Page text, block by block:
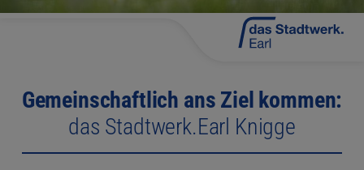
Gemeinschaftlich ans Ziel kommen:
das Stadtwerk.Earl Knigge